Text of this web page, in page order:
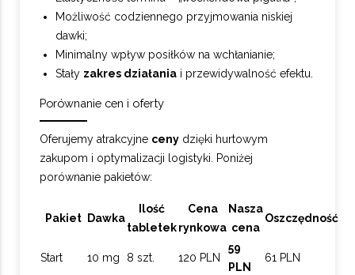
Możliwość codziennego przyjmowania niskiej
dawki;
Minimalny wpływ posiłków na wchłanianie;
Stały zakres działania i przewidywalność efektu.
Porównanie cen i oferty
Oferujemy atrakcyjne ceny dzięki hurtowym
zakupom i optymalizacji logistyki. Poniżej
porównanie pakietów:
Pakiet Dawka
Ilość
tabletek
Cena
rynkowa
Nasza
cena
Oszczędność
Start 10 mg 8 szt. 120 PLN
59
PLN
61 PLN